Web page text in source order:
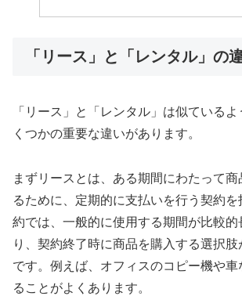
「リース」と「レンタル」の
「リース」と「レンタル」は似ている
くつかの重要な違いがあります。
まずリースとは、ある期間にわたって
るために、定期的に支払いを行う契約
約では、一般的に使用する期間が比較的
り、契約終了時に商品を購入する選択
です。例えば、オフィスのコピー機や
ることがよくあります。